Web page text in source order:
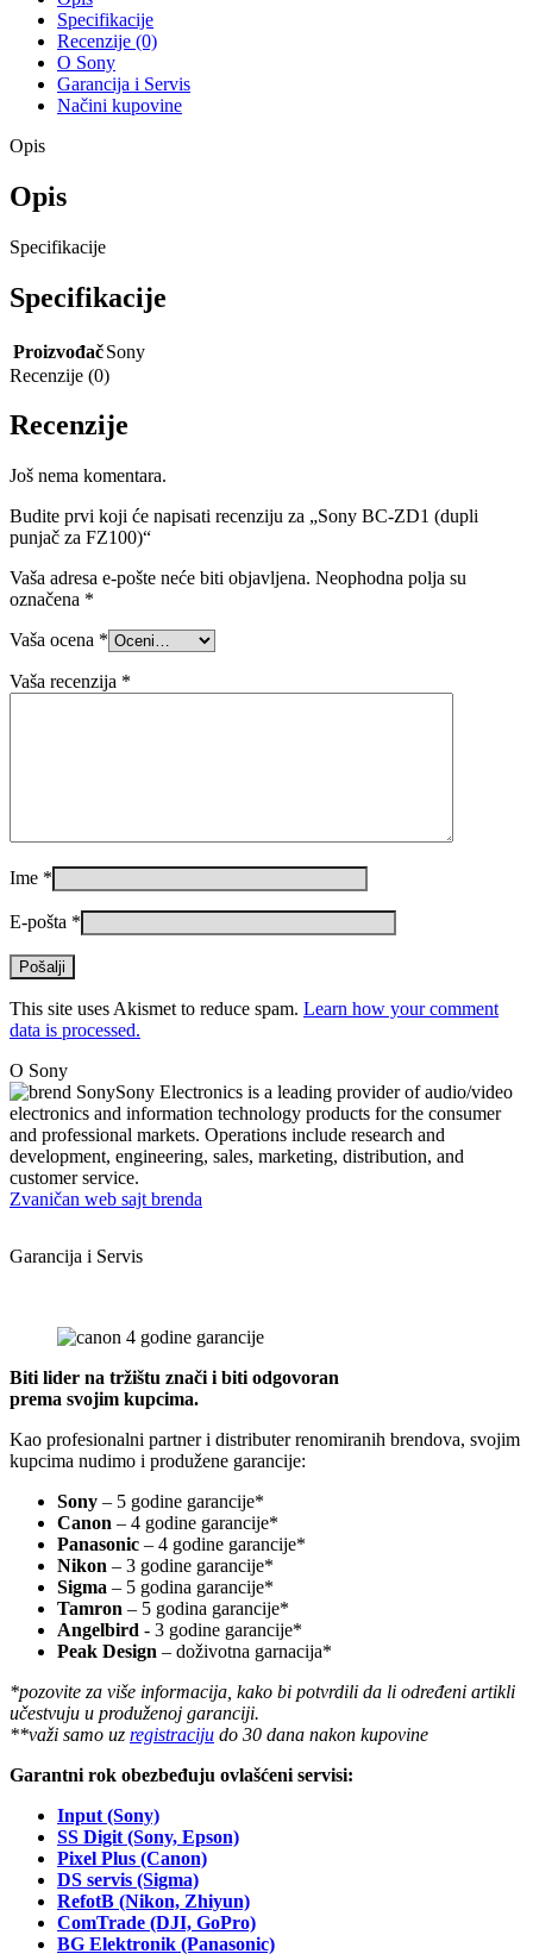
Specifikacije
Recenzije (0)
O Sony
Garancija i Servis
Načini kupovine
Opis
Opis
Specifikacije
Specifikacije
ProizvođačSony
Recenzije (0)
Recenzije
Još nema komentara.
Budite prvi koji će napisati recenziju za „Sony BC-ZD1 (dupli
punjač za FZ100)“
Vaša adresa e-pošte neće biti objavljena. Neophodna polja su
označena *
Vaša ocena *
Vaša recenzija *
Ime *
E-pošta *
This site uses Akismet to reduce spam. Learn how your comment
data is processed.
O Sony
Sony Electronics is a leading provider of audio/video
electronics and information technology products for the consumer
and professional markets. Operations include research and
development, engineering, sales, marketing, distribution, and
customer service.
Zvaničan web sajt brenda
Garancija i Servis
Biti lider na tržištu znači i biti odgovoran
prema svojim kupcima.
Kao profesionalni partner i distributer renomiranih brendova, svojim
kupcima nudimo i produžene garancije:
Sony – 5 godine garancije*
Canon – 4 godine garancije*
Panasonic – 4 godine garancije*
Nikon – 3 godine garancije*
Sigma – 5 godina garancije*
Tamron – 5 godina garancije*
Angelbird - 3 godine garancije*
Peak Design – doživotna garnacija*
*pozovite za više informacija, kako bi potvrdili da li određeni artikli
učestvuju u produženoj garanciji.
**važi samo uz registraciju do 30 dana nakon kupovine
Garantni rok obezbeđuju ovlašćeni servisi:
Input (Sony)
SS Digit (Sony, Epson)
Pixel Plus (Canon)
DS servis (Sigma)
RefotB (Nikon, Zhiyun)
ComTrade (DJI, GoPro)
BG Elektronik (Panasonic)